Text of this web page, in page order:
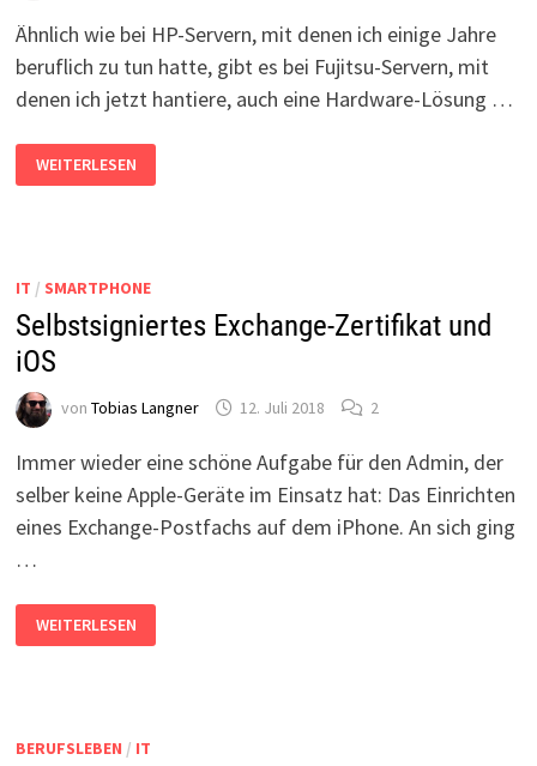
Ähnlich wie bei HP-Servern, mit denen ich einige Jahre
beruflich zu tun hatte, gibt es bei Fujitsu-Servern, mit
denen ich jetzt hantiere, auch eine Hardware-Lösung …
FUJITSU
IRMC:
TEST-
WEITERLESEN
IT / SMARTPHONE
Selbstsigniertes Exchange-Zertifikat und
iOS
von Tobias Langner 12. Juli 2018 2
Immer wieder eine schöne Aufgabe für den Admin, der
selber keine Apple-Geräte im Einsatz hat: Das Einrichten
eines Exchange-Postfachs auf dem iPhone. An sich ging
…
SELBSTSIGNIERTES
EXCHANGE-
ZERTIFIKAT
WEITERLESEN
BERUFSLEBEN / IT